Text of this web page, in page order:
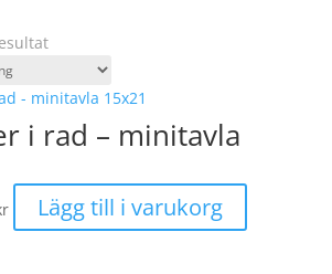
i rad – minitavla
nuvarande
Lägg till i varukorg